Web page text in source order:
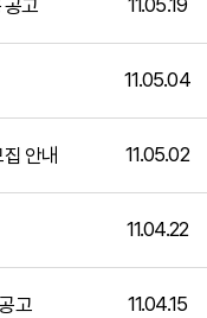
공고 11.05.19
11.05.04
안내 11.05.02
11.04.22
고 11.04.15